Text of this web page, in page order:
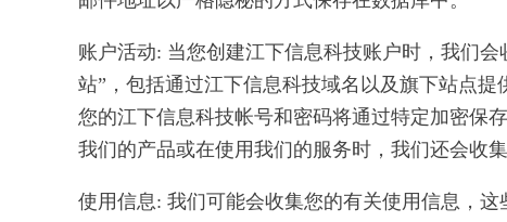
账户活动: 当您创建江下信息科技账户时，我们
站”，包括通过江下信息科技域名以及旗下站点
您的江下信息科技帐号和密码将通过特定加密保
我们的产品或在使用我们的服务时，我们还会收
使用信息: 我们可能会收集您的有关使用信息，